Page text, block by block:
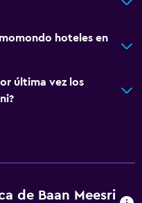
hoteles en
última vez los
de Baan Meesri